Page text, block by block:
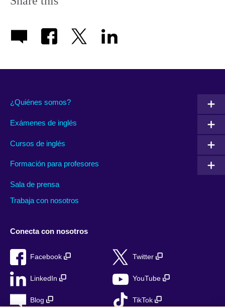
¿Quiénes somos?
Exámenes de inglés
Cursos de inglés
Formación para profesores
Sala de prensa
Trabaja con nosotros
Conecta con nosotros
Facebook Twitter
LinkedIn YouTube
Blog TikTok